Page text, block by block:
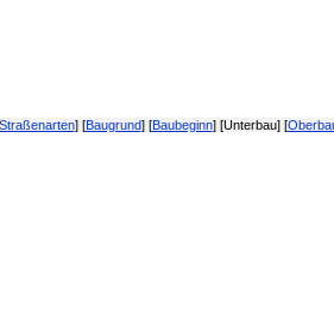
] [Baugrund] [Baubeginn] [Unterbau] [